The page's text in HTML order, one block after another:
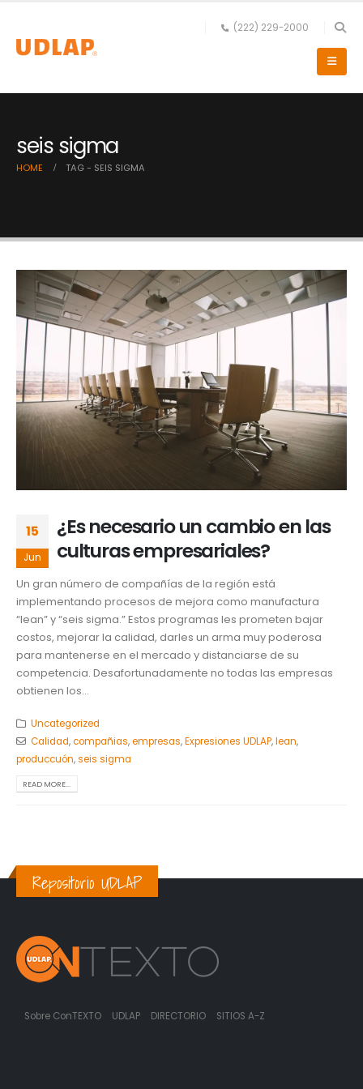
(222) 229-2000
seis sigma
HOME TAG - SEIS SIGMA
15
Jun
¿Es necesario un cambio en las
culturas empresariales?
Un gran número de compañías de la región está
implementando procesos de mejora como manufactura
“lean” y “seis sigma.” Estos programas les prometen bajar
costos, mejorar la calidad, darles un arma muy poderosa
para mantenerse en el mercado y distanciarse de su
competencia. Desafortunadamente no todas las empresas
obtienen los...
Uncategorized
Calidad,compañias,empresas,Expresiones UDLAP,lean,
produccuón,seis sigma
READ MORE...
Repositorio UDLAP
Sobre ConTEXTO UDLAP DIRECTORIO SITIOS A-Z